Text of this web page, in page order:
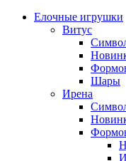
Елочные игрушки
Витус
Шары
Ирена